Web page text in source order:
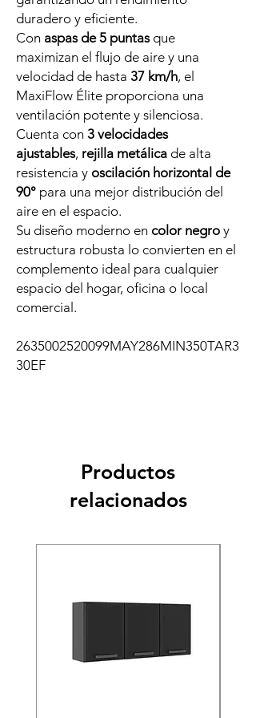
duradero y eficiente.
Con aspas de 5 puntasque
maximizan el flujo de aire y una
velocidad de hasta 37 km/h, el
MaxiFlow Élite proporciona una
ventilación potente y silenciosa.
Cuenta con 3 velocidades
ajustables, rejilla metálica de alta
resistencia y oscilación horizontal de
90° para una mejor distribución del
aire en el espacio.
Su diseño moderno en color negro y
estructura robusta lo convierten en el
complemento ideal para cualquier
espacio del hogar, oficina o local
comercial.
2635002520099MAY286MIN350TAR3
30EF
Productos
relacionados